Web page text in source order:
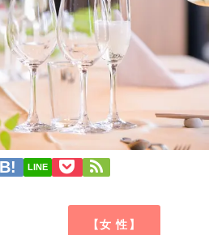
LINE
【女 性】